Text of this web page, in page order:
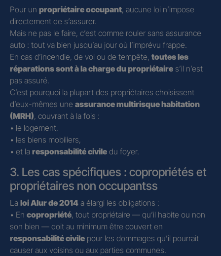
Pour un propriétaire occupant, aucune loi n’impose
directement de s’assurer.
Mais ne pas le faire, c’est comme rouler sans assurance
auto : tout va bien jusqu’au jour où l’imprévu frappe.
En cas d’incendie, de vol ou de tempête, toutes les
réparations sont à la charge du propriétaire s’il n’est
pas assuré.
C’est pourquoi la plupart des propriétaires choisissent
d’eux-mêmes une assurance multirisque habitation
(MRH), couvrant à la fois :
• le logement,
• les biens mobiliers,
• et la responsabilité civile du foyer.
3. Les cas spécifiques : copropriétés et
propriétaires non occupantss
La loi Alur de 2014 a élargi les obligations :
• En copropriété, tout propriétaire — qu’il habite ou non
son bien — doit au minimum être couvert en
responsabilité civile pour les dommages qu’il pourrait
causer aux voisins ou aux parties communes.